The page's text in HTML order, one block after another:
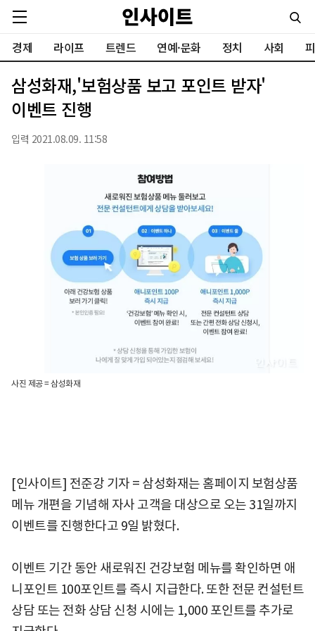
경제 라이프 트렌드 연예·문화 정치 사회
삼성화재,'보험상품 보고 포인트 받자'
이벤트 진행
입력 2021.08.09. 11:58
사진 제공 = 삼성화재
[인사이트] 전준강 기자 = 삼성화재는 홈페이지 보험상품
메뉴 개편을 기념해 자사 고객을 대상으로 오는 31일까지
이벤트를 진행한다고 9일 밝혔다.
이벤트 기간 동안 새로워진 건강보험 메뉴를 확인하면 애
니포인트 100포인트를 즉시 지급한다. 또한 전문 컨설턴트
상담 또는 전화 상담 신청 시에는 1,000 포인트를 추가로